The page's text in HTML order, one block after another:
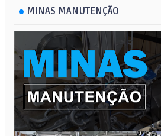
MINAS MANUTENÇÃO